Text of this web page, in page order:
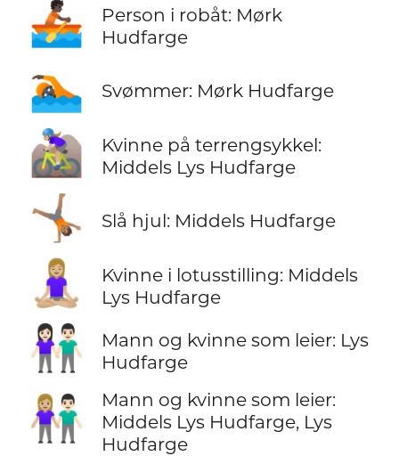
🚣🏿
Person i robåt: Mørk
Hudfarge
🏊🏿 Svømmer: Mørk Hudfarge
🚵🏼‍♀️
Kvinne på terrengsykkel:
Middels Lys Hudfarge
🤸🏽 Slå hjul: Middels Hudfarge
🧘🏼‍♀️
Kvinne i lotusstilling: Middels
Lys Hudfarge
👫🏻
Mann og kvinne som leier: Lys
Hudfarge
👩🏼‍🤝‍👨🏻
Mann og kvinne som leier:
Middels Lys Hudfarge, Lys
Hudfarge